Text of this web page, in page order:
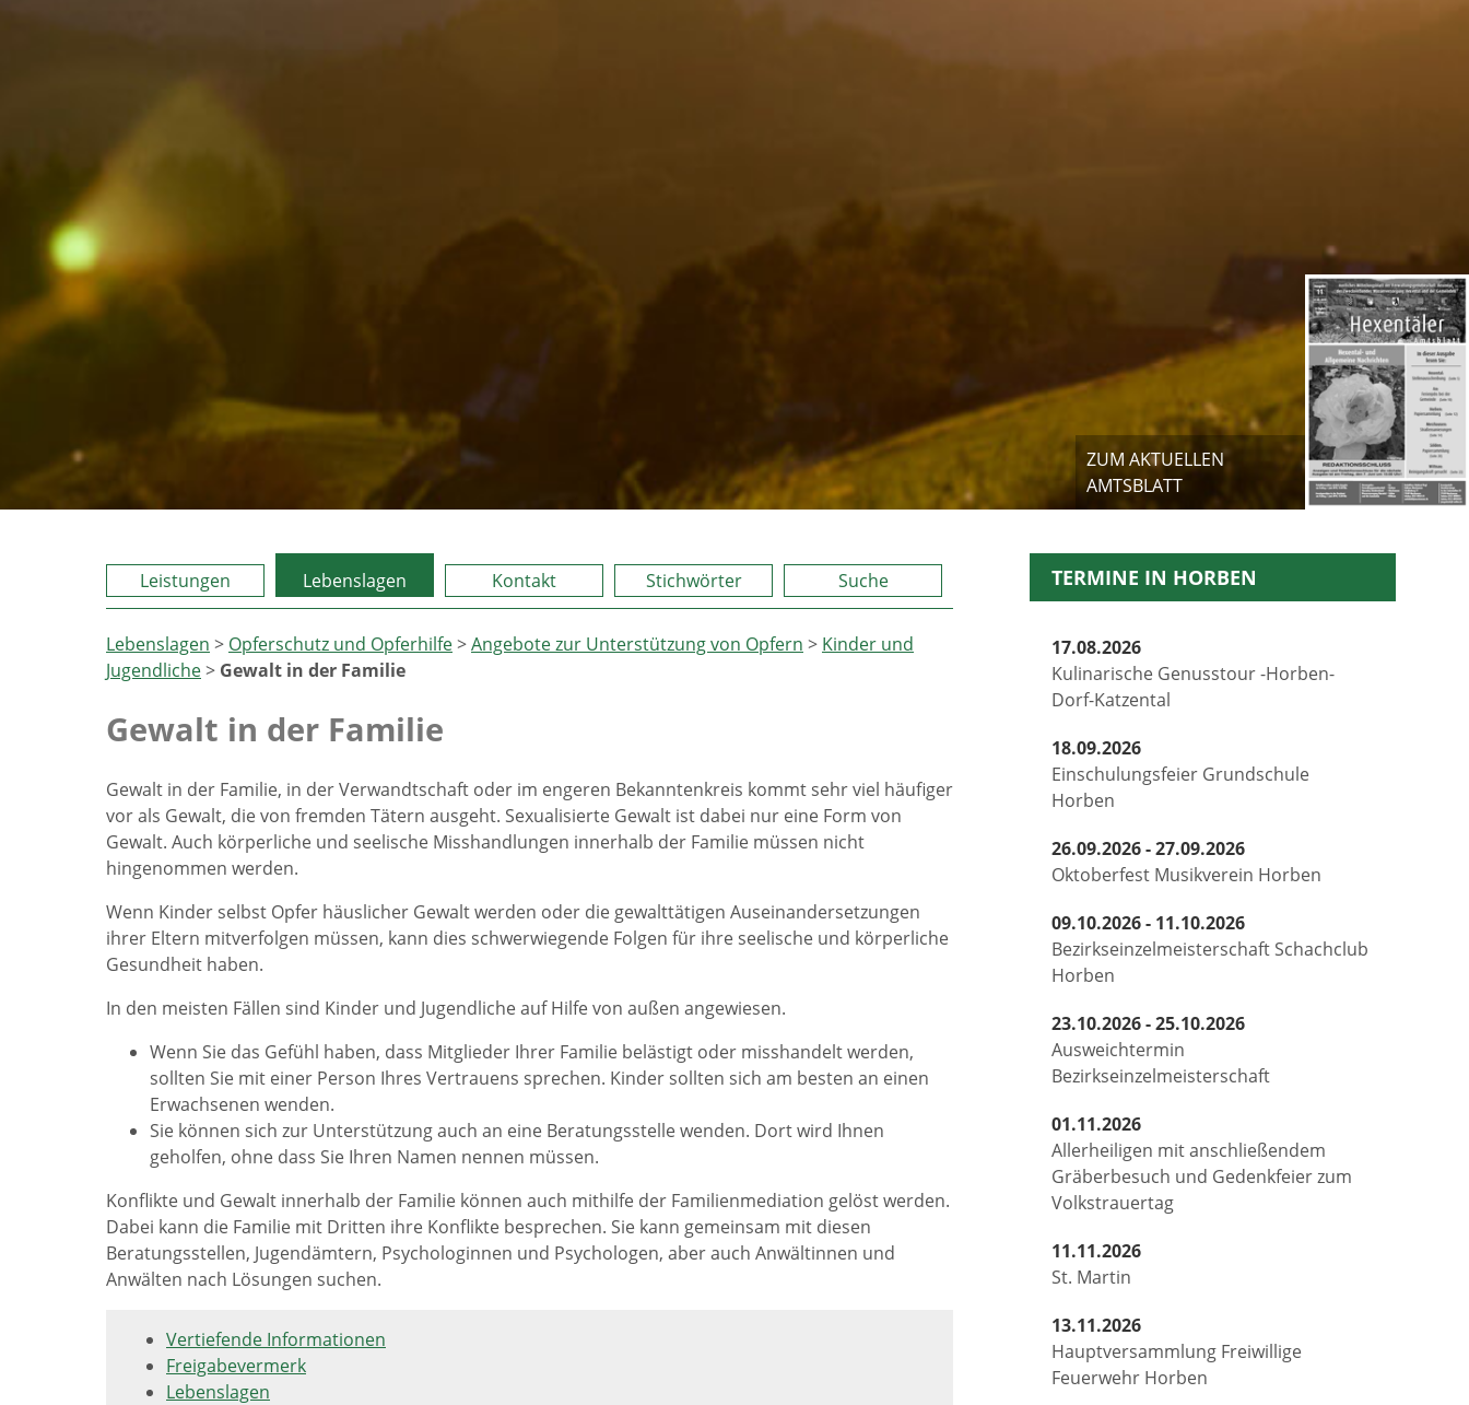
ZUM AKTUELLEN
AMTSBLATT
Leistungen Lebenslagen Kontakt Stichwörter Suche
Lebenslagen > Opferschutz und Opferhilfe>Angebote zur Unterstützung von Opfern > Kinder und
Jugendliche> Gewalt in der Familie
Gewalt in der Familie
Gewalt in der Familie, in der Verwandtschaft oder im engeren Bekanntenkreis kommt sehr viel häufiger
vor als Gewalt, die von fremden Tätern ausgeht. Sexualisierte Gewalt ist dabei nur eine Form von
Gewalt. Auch körperliche und seelische Misshandlungen innerhalb der Familie müssen nicht
hingenommen werden.
Wenn Kinder selbst Opfer häuslicher Gewalt werden oder die gewalttätigen Auseinandersetzungen
ihrer Eltern mitverfolgen müssen, kann dies schwerwiegende Folgen für ihre seelische und körperliche
Gesundheit haben.
In den meisten Fällen sind Kinder und Jugendliche auf Hilfe von außen angewiesen.
Wenn Sie das Gefühl haben, dass Mitglieder Ihrer Familie belästigt oder misshandelt werden,
sollten Sie mit einer Person Ihres Vertrauens sprechen. Kinder sollten sich am besten an einen
Erwachsenen wenden.
Sie können sich zur Unterstützung auch an eine Beratungsstelle wenden. Dort wird Ihnen
geholfen, ohne dass Sie Ihren Namen nennen müssen.
Konflikte und Gewalt innerhalb der Familie können auch mithilfe der Familienmediation gelöst werden.
Dabei kann die Familie mit Dritten ihre Konflikte besprechen. Sie kann gemeinsam mit diesen
Beratungsstellen, Jugendämtern, Psychologinnen und Psychologen, aber auch Anwältinnen und
Anwälten nach Lösungen suchen.
Vertiefende Informationen
Freigabevermerk
Lebenslagen
TERMINE IN HORBEN
17.08.2026
Kulinarische Genusstour -Horben-
Dorf-Katzental
18.09.2026
Einschulungsfeier Grundschule
Horben
26.09.2026 - 27.09.2026
Oktoberfest Musikverein Horben
09.10.2026 - 11.10.2026
Bezirkseinzelmeisterschaft Schachclub
Horben
23.10.2026 - 25.10.2026
Ausweichtermin
Bezirkseinzelmeisterschaft
01.11.2026
Allerheiligen mit anschließendem
Gräberbesuch und Gedenkfeier zum
Volkstrauertag
11.11.2026
St. Martin
13.11.2026
Hauptversammlung Freiwillige
Feuerwehr Horben